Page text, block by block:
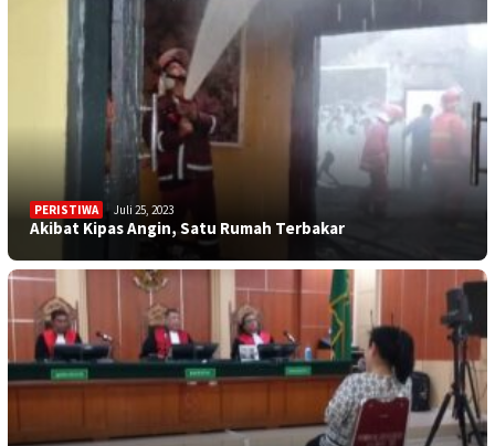
PERISTIWA Juli 25, 2023
Akibat Kipas Angin, Satu Rumah Terbakar